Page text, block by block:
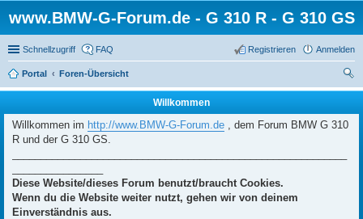
www.BMW-G-Forum.de - G 310 R - G 310 GS
Schnellzugriff FAQ Anmelden
Registrieren
Portal
Foren-Übersicht
uc
he
Willkommen
Willkommen im http://www.BMW-G-Forum.de , dem Forum BMW G 310
R und der G 310 GS.
Diese Website/dieses Forum benutzt/braucht Cookies.
Wenn du die Website weiter nutzt, gehen wir von deinem
Einverständnis aus.